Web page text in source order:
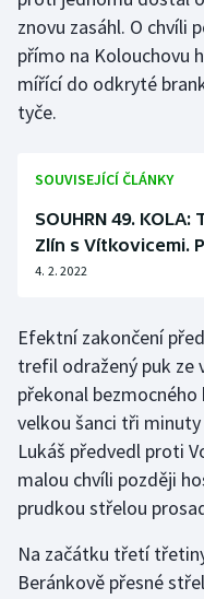
Short track
Sportovní střelba
Stolní tenis
Triatlon
Veslování
Vodní slalom
Volejbal
Ostatní
znovu zasáhl. O chvíli
přímo na Kolouchovu
mířící do odkryté
tyče.
SOUVISEJÍCÍ ČLÁNKY
SOUHRN 49.
Zlín s Vítkovicemi.
4. 2. 2022
Efektní zakončení
trefil odražený puk ze
překonal
velkou šanci tři
Lukáš předvedl proti
malou chvíli později
prudkou střelou
Na začátku třetí
Beránkově přesné